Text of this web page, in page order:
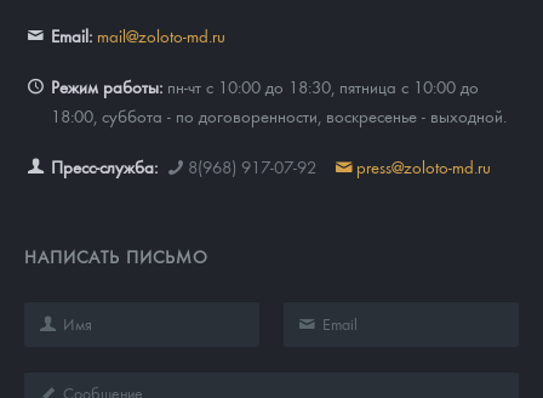
Email: mail@zoloto-md.ru
Режим работы: пн-чт с 10:00 до 18:30, пятница с 10:00 до
18:00, суббота - по договоренности, воскресенье - выходной.
Пресс-служба: 8(968) 917-07-92 press@zoloto-md.ru
НАПИСАТЬ ПИСЬМО